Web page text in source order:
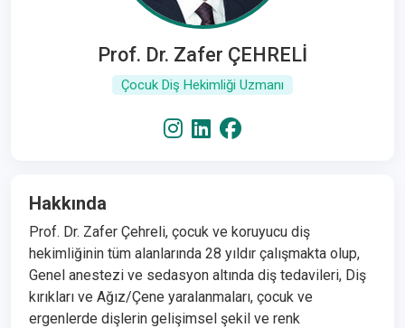
Prof. Dr. Zafer ÇEHRELİ
Çocuk Diş Hekimliği Uzmanı
Hakkında
Prof. Dr. Zafer Çehreli, çocuk ve koruyucu diş
hekimliğinin tüm alanlarında 28 yıldır çalışmakta olup,
Genel anestezi ve sedasyon altında diş tedavileri, Diş
kırıkları ve Ağız/Çene yaralanmaları, çocuk ve
ergenlerde dişlerin gelişimsel şekil ve renk